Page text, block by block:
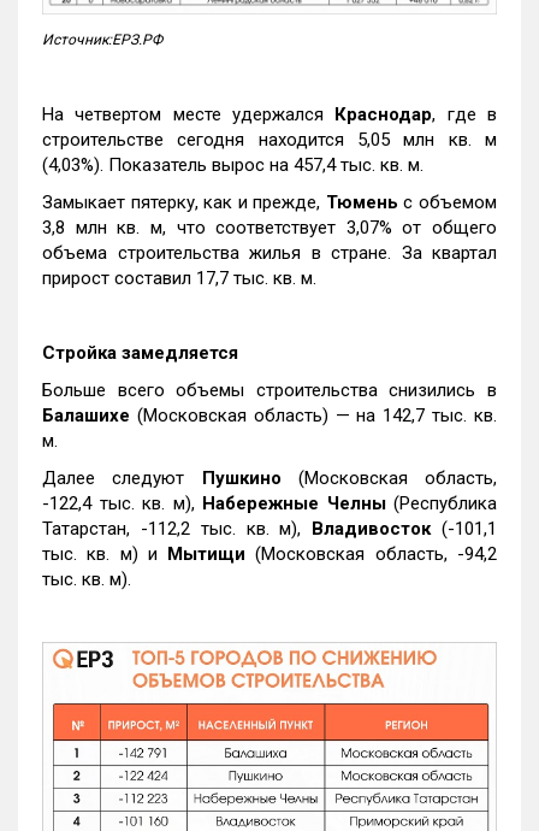
Источник:ЕРЗ.РФ
На четвертом месте удержался Краснодар, где в
строительстве сегодня находится 5,05 млн кв. м
(4,03%). Показатель вырос на 457,4 тыс. кв. м.
Замыкает пятерку, как и прежде, Тюмень с объемом
3,8 млн кв. м, что соответствует 3,07% от общего
объема строительства жилья в стране. За квартал
прирост составил 17,7 тыс. кв. м.
Стройка замедляется
Больше всего объемы строительства снизились в
Балашихе (Московская область) — на 142,7 тыс. кв.
м.
Далее следуют Пушкино (Московская область,
-122,4 тыс. кв. м), Набережные Челны(Республика
Татарстан, -112,2 тыс. кв. м), Владивосток(-101,1
тыс. кв. м) и Мытищи (Московская область, -94,2
тыс. кв. м).